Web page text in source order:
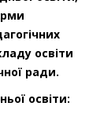
освіти
ради.
освіти: